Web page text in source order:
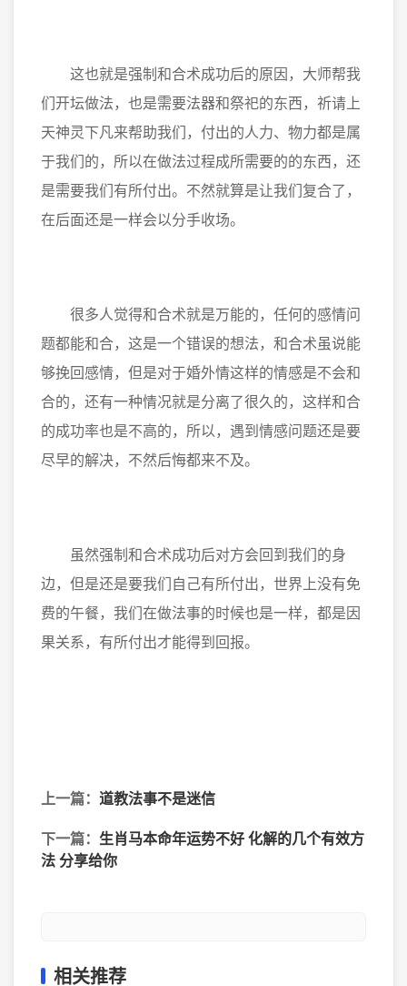
这也就是强制和合术成功后的原因，大师帮我
们开坛做法，也是需要法器和祭祀的东西，祈请上
天神灵下凡来帮助我们，付出的人力、物力都是属
于我们的，所以在做法过程成所需要的的东西，还
是需要我们有所付出。不然就算是让我们复合了，
在后面还是一样会以分手收场。
很多人觉得和合术就是万能的，任何的感情问
题都能和合，这是一个错误的想法，和合术虽说能
够挽回感情，但是对于婚外情这样的情感是不会和
合的，还有一种情况就是分离了很久的，这样和合
的成功率也是不高的，所以，遇到情感问题还是要
尽早的解决，不然后悔都来不及。
虽然强制和合术成功后对方会回到我们的身
边，但是还是要我们自己有所付出，世界上没有免
费的午餐，我们在做法事的时候也是一样，都是因
果关系，有所付出才能得到回报。
上一篇： 道教法事不是迷信
下一篇： 生肖马本命年运势不好 化解的几个有效方
法 分享给你
相关推荐